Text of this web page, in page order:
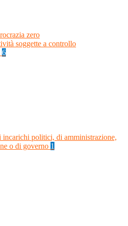
zero
soggette a controllo
6
incarichi politici, di amministrazione,
o di governo 1